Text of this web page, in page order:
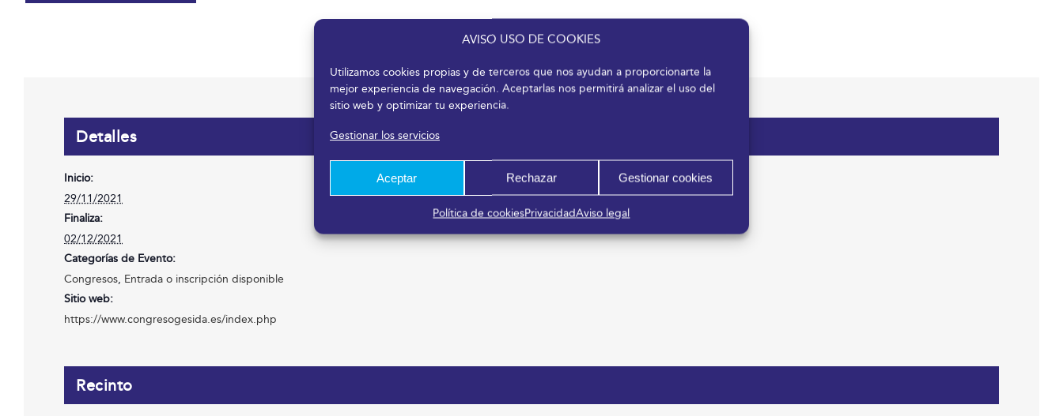
AVISO USO DE COOKIES
Utilizamos cookies propias y de terceros que nos ayudan a proporcionarte la
mejor experiencia de navegación. Aceptarlas nos permitirá analizar el uso del
sitio web y optimizar tu experiencia.
Gestionar los servicios
Aceptar Rechazar Gestionar cookies
Política de cookiesPrivacidadAviso legal
Detalles
Inicio:
29/11/2021
Finaliza:
02/12/2021
Categorías de Evento:
Congresos, Entrada o inscripción disponible
Sitio web:
https://www.congresogesida.es/index.php
Recinto